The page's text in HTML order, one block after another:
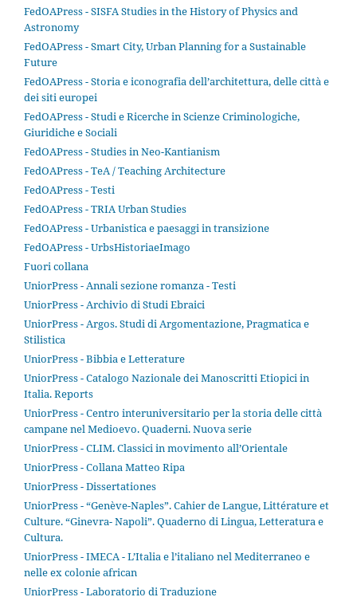
FedOAPress - SISFA Studies in the History of Physics and
Astronomy
FedOAPress - Smart City, Urban Planning for a Sustainable
Future
FedOAPress - Storia e iconografia dell’architettura, delle città e
dei siti europei
FedOAPress - Studi e Ricerche in Scienze Criminologiche,
Giuridiche e Sociali
FedOAPress - Studies in Neo-Kantianism
FedOAPress - TeA / Teaching Architecture
FedOAPress - Testi
FedOAPress - TRIA Urban Studies
FedOAPress - Urbanistica e paesaggi in transizione
FedOAPress - UrbsHistoriaeImago
Fuori collana
UniorPress - Annali sezione romanza - Testi
UniorPress - Archivio di Studi Ebraici
UniorPress - Argos. Studi di Argomentazione, Pragmatica e
Stilistica
UniorPress - Bibbia e Letterature
UniorPress - Catalogo Nazionale dei Manoscritti Etiopici in
Italia. Reports
UniorPress - Centro interuniversitario per la storia delle città
campane nel Medioevo. Quaderni. Nuova serie
UniorPress - CLIM. Classici in movimento all’Orientale
UniorPress - Collana Matteo Ripa
UniorPress - Dissertationes
UniorPress - “Genève-Naples”. Cahier de Langue, Littérature et
Culture. “Ginevra- Napoli”. Quaderno di Lingua, Letteratura e
Cultura.
UniorPress - IMECA - L’Italia e l’italiano nel Mediterraneo e
nelle ex colonie african
UniorPress - Laboratorio di Traduzione